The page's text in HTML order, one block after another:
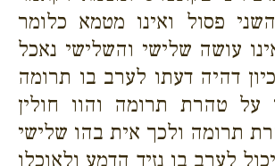
פסול ואינו מטמא כלומר
עושה שלישי והשלישי נאכל
דהיה דעתו לערב בו תרומה
על טהרת תרומה והוו חולין
תרומה ולכך אית בהו שלישי